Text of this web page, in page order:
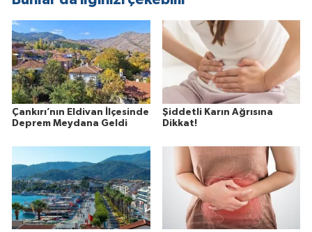
Çankırı’nın Eldivan İlçesinde
Deprem Meydana Geldi
Şiddetli Karın Ağrısına
Dikkat!